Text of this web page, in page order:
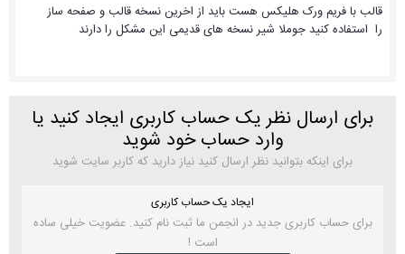
قالب با فریم ورک هلیکس هست باید از اخرین نسخه قالب و صفحه ساز
را استفاده کنید جوملا شیر نسخه های قدیمی این مشکل را دارند
برای ارسال نظر یک حساب کاربری ایجاد کنید یا
وارد حساب خود شوید
برای اینکه بتوانید نظر ارسال کنید نیاز دارید که کاربر سایت شوید
ایجاد یک حساب کاربری
برای حساب کاربری جدید در انجمن ما ثبت نام کنید. عضویت خیلی ساده
است !